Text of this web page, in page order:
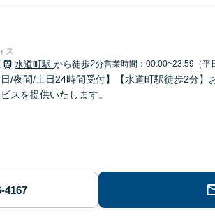
ス
水道町駅 から徒歩2分営業時間：00:00~23:59（平
日/夜間/土日24時間受付】【水道町駅徒歩2分
スを提供いたします。